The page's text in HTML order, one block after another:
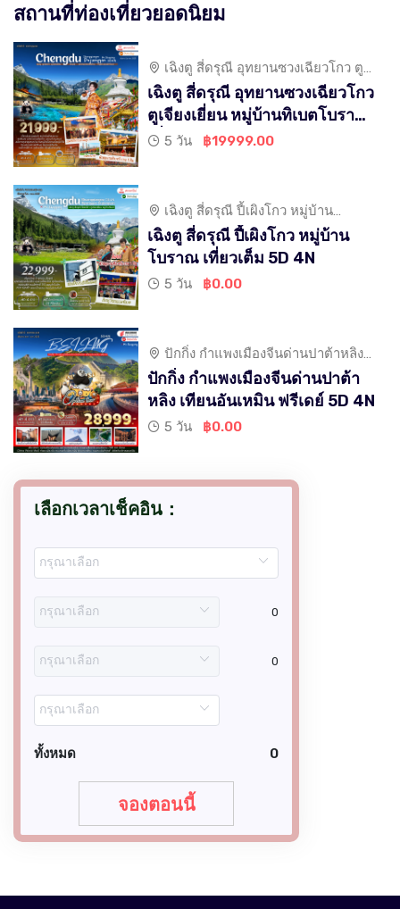
สถานที่ท่องเที่ยวยอดนิยม
เฉิงตู สี่ดรุณี อุทยานซวงเฉียวโกว ตู
เจียงเยี่ยน หมู่บ้านทิเบตโบราณ
เฉิงตู สี่ดรุณี อุทยานซวงเฉียวโกว
ตูเจียงเยี่ยน หมู่บ้านทิเบตโบราณ
เที่ยวเต็ม 5D 4N
5 วัน ฿19999.00
เฉิงตู สี่ดรุณี ปี้เผิงโกว หมู่บ้าน
โบราณ เที่ยวเต็ม
เฉิงตู สี่ดรุณี ปี้เผิงโกว หมู่บ้าน
โบราณ เที่ยวเต็ม 5D 4N
5 วัน ฿0.00
ปักกิ่ง กำแพงเมืองจีนด่านปาต้าหลิง
เทียนอันเหมิน
ปักกิ่ง กำแพงเมืองจีนด่านปาต้า
หลิง เทียนอันเหมิน ฟรีเดย์ 5D 4N
5 วัน ฿0.00
เลือกเวลาเช็คอิน：
0
0
ทั้งหมด 0
จองตอนนี้